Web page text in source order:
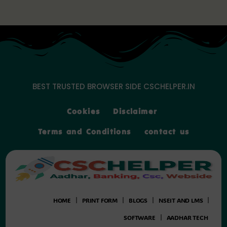
to
BEST TRUSTED BROWSER SIDE CSCHELPER.IN
Cookies Disclaimer
Terms and Conditions contact us
HOME PRINT FORM BLOGS NSEIT AND LMS
SOFTWARE AADHAR TECH